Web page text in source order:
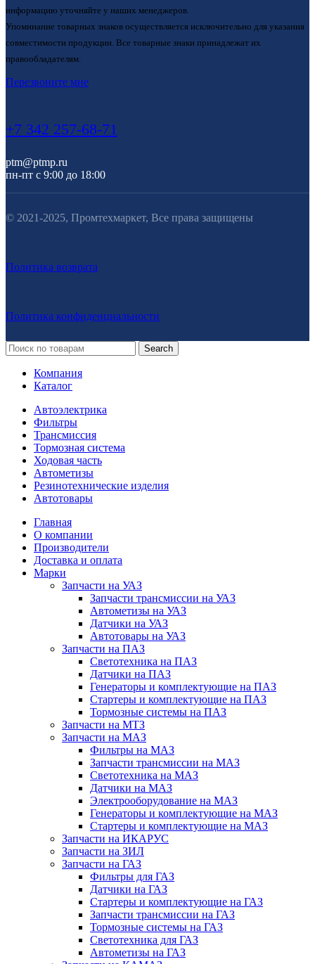
информацию уточняйте у наших менеджеров.
Упоминание товарных знаков осуществляется исключительно для указания
совместимости продукции. Все товарные знаки принадлежат их
правообладателям.
Перезвоните мне
+7 342 257-68-71
ptm@ptmp.ru
пн-пт с 9:00 до 18:00
© 2021-2025, Промтехмаркет, Все права защищены
Политика возврата
Политика конфиденциальности
Search
Компания
Каталог
Автоэлектрика
Фильтры
Трансмиссия
Тормозная система
Ходовая часть
Автометизы
Резинотехнические изделия
Автотовары
Главная
О компании
Производители
Доставка и оплата
Марки
Запчасти на УАЗ
Запчасти трансмиссии на УАЗ
Автометизы на УАЗ
Датчики на УАЗ
Автотовары на УАЗ
Запчасти на ПАЗ
Светотехника на ПАЗ
Датчики на ПАЗ
Генераторы и комплектующие на ПАЗ
Стартеры и комплектующие на ПАЗ
Тормозные системы на ПАЗ
Запчасти на МТЗ
Запчасти на МАЗ
Фильтры на МАЗ
Запчасти трансмиссии на МАЗ
Светотехника на МАЗ
Датчики на МАЗ
Электрооборудование на МАЗ
Генераторы и комплектующие на МАЗ
Стартеры и комплектующие на МАЗ
Запчасти на ИКАРУС
Запчасти на ЗИЛ
Запчасти на ГАЗ
Фильтры для ГАЗ
Датчики на ГАЗ
Стартеры и комплектующие на ГАЗ
Запчасти трансмиссии на ГАЗ
Тормозные системы на ГАЗ
Светотехника для ГАЗ
Автометизы на ГАЗ